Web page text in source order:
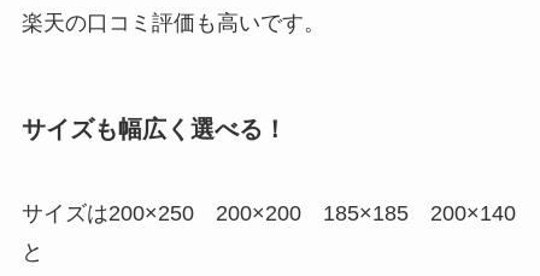
楽天の口コミ評価も高いです。
サイズも幅広く選べる！
サイズは200×250 200×200 185×185 200×140
と